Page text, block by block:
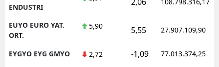
ENDUSTRI
EUYO EURO YAT.
ORT.
5,90 5,55 27.907.109,90
EYGYO EYG GMYO 2,72 -1,09 77.013.374,25